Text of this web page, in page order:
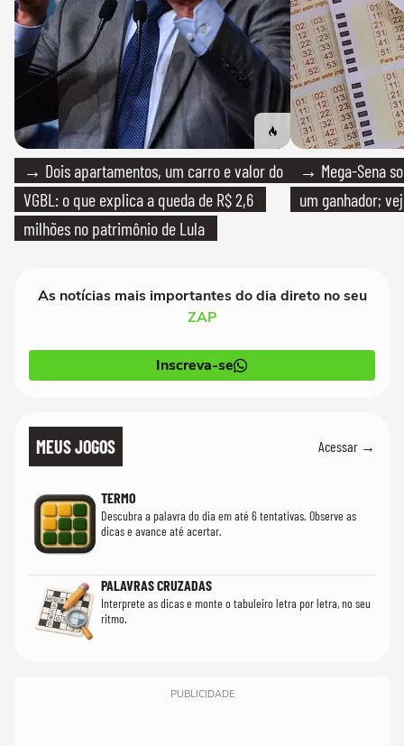
→ Dois apartamentos, um carro e valor do
VGBL: o que explica a queda de R$ 2,6
milhões no patrimônio de Lula
→ Mega-Sena
um ganhador;
As notícias mais importantes do dia direto no seu
ZAP
Inscreva-se
MEUS JOGOS Acessar →
TERMO
Descubra a palavra do dia em até 6 tentativas. Observe as
dicas e avance até acertar.
PALAVRAS CRUZADAS
Interprete as dicas e monte o tabuleiro letra por letra, no seu
ritmo.
PUBLICIDADE